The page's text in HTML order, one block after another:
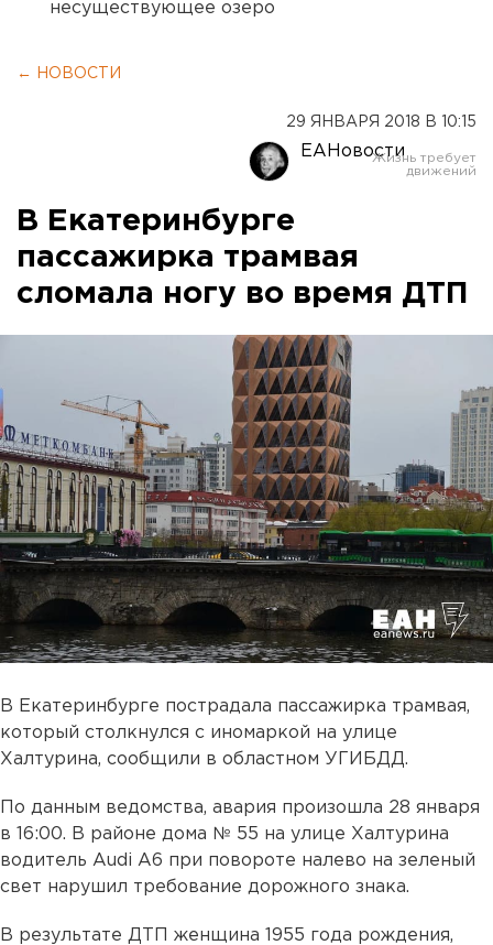
несуществующее озеро
← НОВОСТИ
29 ЯНВАРЯ 2018 В 10:15
ЕАНовости
В Екатеринбурге
пассажирка трамвая
сломала ногу во время ДТП
В Екатеринбурге пострадала пассажирка трамвая,
который столкнулся с иномаркой на улице
Халтурина, сообщили в областном УГИБДД.
По данным ведомства, авария произошла 28 января
в 16:00. В районе дома № 55 на улице Халтурина
водитель Audi A6 при повороте налево на зеленый
свет нарушил требование дорожного знака.
В результате ДТП женщина 1955 года рождения,